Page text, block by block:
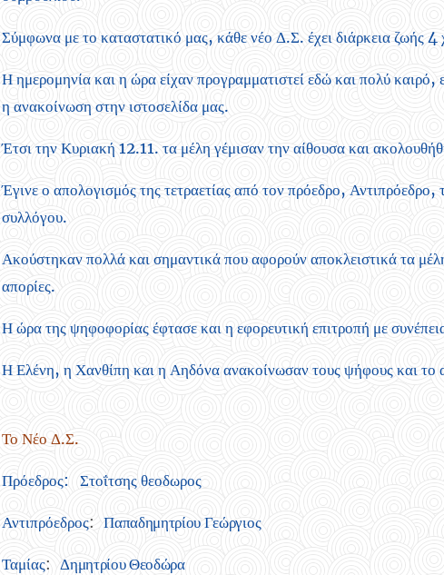
Σύμφωνα με το καταστατικό μας, κάθε νέο Δ.Σ. έχει διάρκεια ζωής 4
Η ημερομηνία και η ώρα είχαν προγραμματιστεί εδώ και πολύ
η ανακοίνωση στην ιστοσελίδα μας.
Έτσι την Κυριακή 12.11. τα μέλη γέμισαν την αίθουσα και
Έγινε ο απολογισμός της τετραετίας από τον πρόεδρο, Αντιπρόεδρο,
συλλόγου.
Ακούστηκαν πολλά και σημαντικά που αφορούν αποκλειστικά τα
απορίες.
Η ώρα της ψηφοφορίας έφτασε και η εφορευτική επιτροπή με
Η Ελένη, η Χανθίπη και η Αηδόνα ανακοίνωσαν τους ψήφους και το
Το Νέο Δ.Σ.
Πρόεδρος: Στοΐτσης θεοδωρος
Αντιπρόεδρος: Παπαδημητρίου Γεώργιος
Ταμίας: Δημητρίου Θεοδώρα